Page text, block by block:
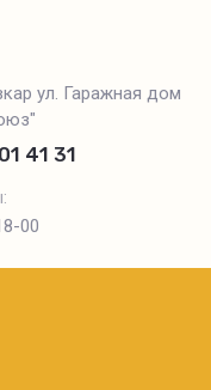
ул. Гаражная дом
41 31
00